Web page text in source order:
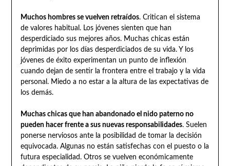
Muchos hombres se vuelven retraídos. Critican el sistema
de valores habitual. Los jóvenes sienten que han
desperdiciado sus mejores años. Muchas chicas están
deprimidas por los días desperdiciados de su vida. Y los
jóvenes de éxito experimentan un punto de inflexión
cuando dejan de sentir la frontera entre el trabajo y la vida
personal. Miedo a no estar a la altura de las expectativas de
los demás.
Muchas chicas que han abandonado el nido paterno no
pueden hacer frente a sus nuevas responsabilidades. Suelen
ponerse nerviosos ante la posibilidad de tomar la decisión
equivocada. Algunas no están satisfechas con el puesto o la
futura especialidad. Otros se vuelven económicamente